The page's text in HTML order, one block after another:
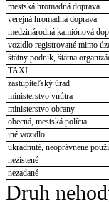
mestská hromadná doprava
verejná hromadná doprava
medzinárodná kamiónová
vozidlo registrované mimo
štátny podnik, štátna
TAXI
zastupiteľský úrad
ministerstvo vnútra
ministerstvo obrany
obecná, mestská polícia
iné vozidlo
ukradnuté, neoprávnene
nezistené
nezadané
Druh